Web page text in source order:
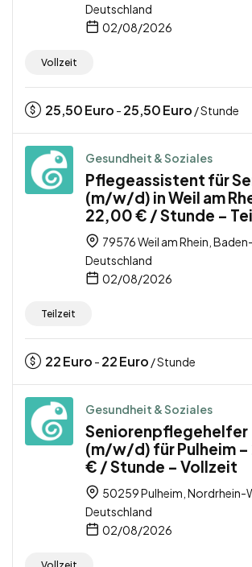
Deutschland
02/08/2026
Vollzeit
25,50Euro - 25,50Euro / Stunde
Gesundheit & Soziales
Pflegeassistent für
(m/w/d) in Weil am
22,00 € / Stunde –
79576 Weil am Rhein,
Deutschland
02/08/2026
Teilzeit
22Euro - 22Euro / Stunde
Gesundheit & Soziales
Seniorenpflegehelfer
(m/w/d) für Pulheim
€ / Stunde – Vollzeit
50259 Pulheim, Nordrhein-
Deutschland
02/08/2026